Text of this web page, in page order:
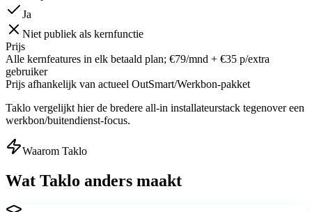
Ja
Niet publiek als kernfunctie
Prijs
Alle kernfeatures in elk betaald plan; €79/mnd + €35 p/extra
gebruiker
Prijs afhankelijk van actueel OutSmart/Werkbon-pakket
Taklo vergelijkt hier de bredere all-in installateurstack tegenover een
werkbon/buitendienst-focus.
Waarom Taklo
Wat Taklo anders maakt